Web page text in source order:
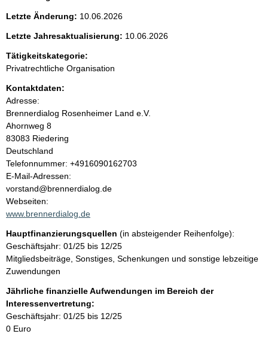
e
n
i
n
h
a
l
t
Letzte Änderung: 10.06.2026
Letzte Jahresaktualisierung: 10.06.2026
Tätigkeitskategorie:
Privatrechtliche Organisation
Kontaktdaten:
Adresse:
Brennerdialog Rosenheimer Land e.V.
Ahornweg 8
83083 Riedering
Deutschland
K
o
n
t
a
t
i
n
f
o
r
m
a
Telefonnummer: +4916090162703
E-Mail-Adressen:
vorstand@brennerdialog.de
Webseiten:
www.brennerdialog.de
Hauptfinanzierungsquellen (in absteigender Reihenfolge):
Geschäftsjahr: 01/25 bis 12/25
Mitgliedsbeiträge, Sonstiges, Schenkungen und sonstige lebzeitige
Zuwendungen
Jährliche finanzielle Aufwendungen im Bereich der
Interessenvertretung:
Geschäftsjahr: 01/25 bis 12/25
0 Euro